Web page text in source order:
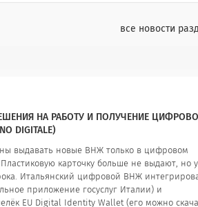
все новости
НА РАБОТУ И ПОЛУЧЕНИЕ
DIGITALE)
выдавать новые ВНЖ только в цифровом
карточку больше не выдают, но
Итальянский цифровой ВНЖ
приложение госуслуг Италии) и
EU Digital Identity Wallet (его можно